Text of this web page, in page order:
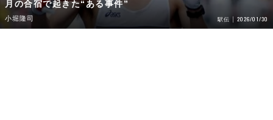
月の合宿で起きた“ある事件”
小堀隆司 駅伝 2026/01/30